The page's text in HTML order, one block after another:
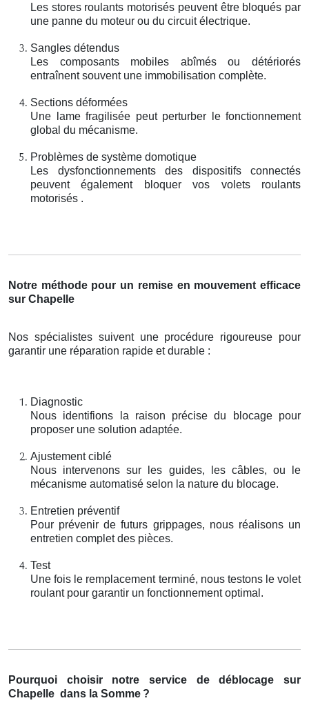
Les stores roulants motorisés peuvent être bloqués par
une panne du moteur ou du circuit électrique.
Sangles détendus
Les composants mobiles abîmés ou détériorés
entraînent souvent une immobilisation complète.
Sections déformées
Une lame fragilisée peut perturber le fonctionnement
global du mécanisme.
Problèmes de système domotique
Les dysfonctionnements des dispositifs connectés
peuvent également bloquer vos volets roulants
motorisés .
Notre méthode pour un remise en mouvement efficace
sur Chapelle
Nos spécialistes suivent une procédure rigoureuse pour
garantir une réparation rapide et durable :
Diagnostic
Nous identifions la raison précise du blocage pour
proposer une solution adaptée.
Ajustement ciblé
Nous intervenons sur les guides, les câbles, ou le
mécanisme automatisé selon la nature du blocage.
Entretien préventif
Pour prévenir de futurs grippages, nous réalisons un
entretien complet des pièces.
Test
Une fois le remplacement terminé, nous testons le volet
roulant pour garantir un fonctionnement optimal.
Pourquoi choisir notre service de déblocage sur
Chapelle dans la Somme ?